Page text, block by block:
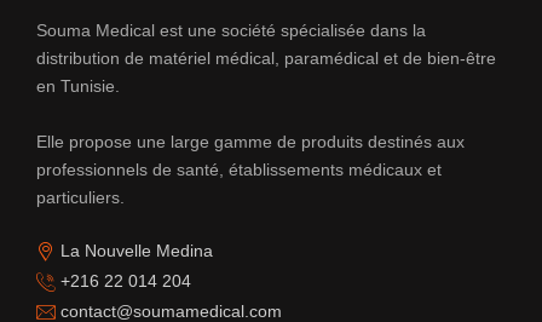
Souma Medical est une société spécialisée dans la
distribution de matériel médical, paramédical et de bien-être
en Tunisie.
Elle propose une large gamme de produits destinés aux
professionnels de santé, établissements médicaux et
particuliers.
La Nouvelle Medina
+216 22 014 204
contact@soumamedical.com